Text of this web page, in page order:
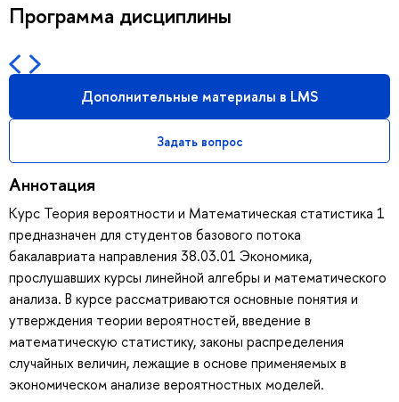
Программа дисциплины
Дополнительные материалы в LMS
Задать вопрос
Аннотация
Курс Теория вероятности и Математическая статистика 1
предназначен для студентов базового потока
бакалавриата направления 38.03.01 Экономика,
прослушавших курсы линейной алгебры и математического
анализа. В курсе рассматриваются основные понятия и
утверждения теории вероятностей, введение в
математическую статистику, законы распределения
случайных величин, лежащие в основе применяемых в
экономическом анализе вероятностных моделей.